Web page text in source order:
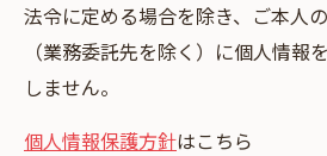
法令に定める場合を除き、ご本⼈
（業務委託先を除く）に個⼈情報
しません。
個人情報保護方針はこちら